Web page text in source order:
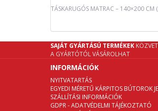
TÁSKARUGÓS MATRAC – 140×200 CM
SAJÁT GYÁRTÁSÚ TERMÉKEK
A GYÁRTÓTÓL VÁSÁROLHAT
INFORMÁCIÓK
NYITVATARTÁS
EGYEDI MÉRETŰ KÁRPITOS BÚTOROK
SZÁLLÍTÁSI INFORMÁCIÓK
GDPR - ADATVÉDELMI TÁJÉKOZTATÓ